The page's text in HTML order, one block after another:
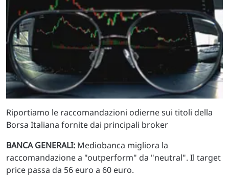
Riportiamo le raccomandazioni odierne sui titoli della
Borsa Italiana fornite dai principali broker
BANCA GENERALI: Mediobanca migliora la
raccomandazione a "outperform" da "neutral". Il target
price passa da 56 euro a 60 euro.